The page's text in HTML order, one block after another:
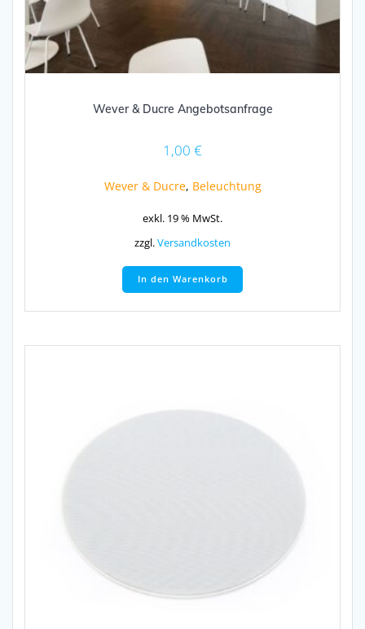
Wever & Ducre Angebotsanfrage
1,00 €
Wever & Ducre, Beleuchtung
exkl. 19 % MwSt.
zzgl.Versandkosten
In den Warenkorb